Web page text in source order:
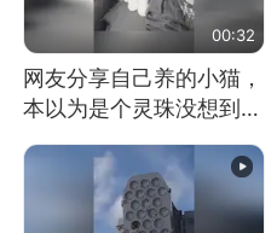
00:32
网友分享自己养的小猫，
本以为是个灵珠没想到是